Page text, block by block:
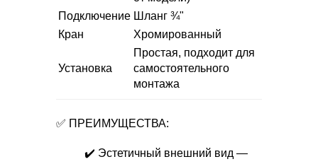
Подключение Шланг ¾"
Кран
Хромированный
Установка
Простая, подходит для
самостоятельного
монтажа
✅ ПРЕИМУЩЕСТВА:
✔️ Эстетичный внешний вид —